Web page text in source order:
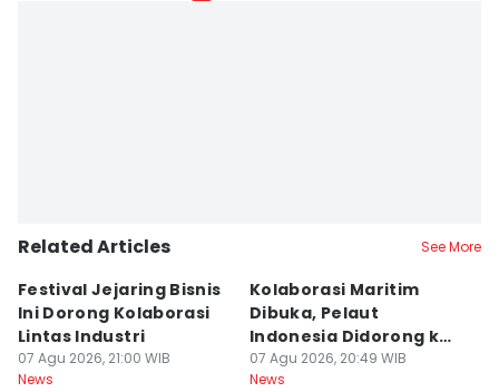
Related Articles See More
Festival Jejaring Bisnis
Ini Dorong Kolaborasi
Lintas Industri
07 Agu 2026, 21:00 WIB
News
Kolaborasi Maritim
Dibuka, Pelaut
Indonesia Didorong ke
Pasar Global
07 Agu 2026, 20:49 WIB
News